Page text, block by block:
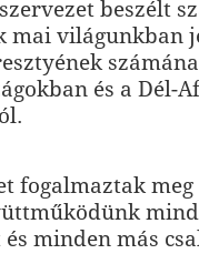
beszélt
mai világunkban
és a Dél-
fogalmaztak
minden más